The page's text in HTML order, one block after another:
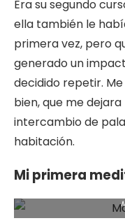
Era su segundo
ella también le
primera vez, pero
generado un
decidido repetir.
bien, que me
intercambio de
habitación.
Mi primera